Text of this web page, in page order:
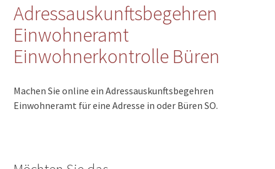
Adressauskunftsbegehren
Einwohneramt
Einwohnerkontrolle Büren
Machen Sie online ein Adressauskunftsbegehren
Einwohneramt für eine Adresse in oder Büren SO.